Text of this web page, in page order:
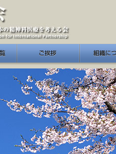
会長ご挨拶 組織について